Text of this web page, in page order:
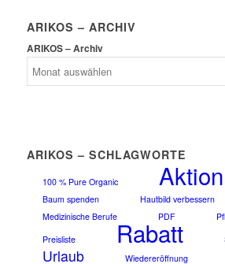
ARIKOS – ARCHIV
ARIKOS – Archiv
ARIKOS – SCHLAGWORTE
100 % Pure Organic Aktion
Baum spenden
Hautbild verbessern
Medizinische Berufe
PDF
Preisliste
Rabatt
Urlaub Wiedereröffnung